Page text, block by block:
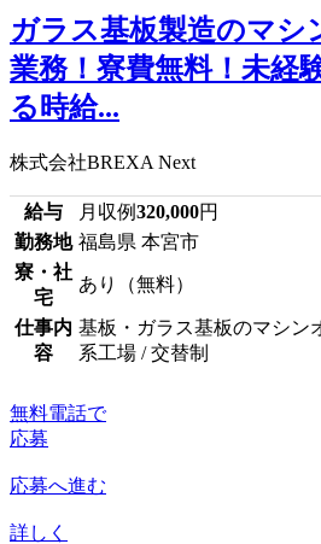
ガラス基板製造のマシ
業務！寮費無料！未経
る時給...
株式会社BREXA Next
給与 月収例320,000円
勤務地 福島県 本宮市
寮・社
宅
あり（無料）
仕事内
容
基板・ガラス基板のマシン
系工場 / 交替制
無料電話で
応募
応募へ進む
詳しく